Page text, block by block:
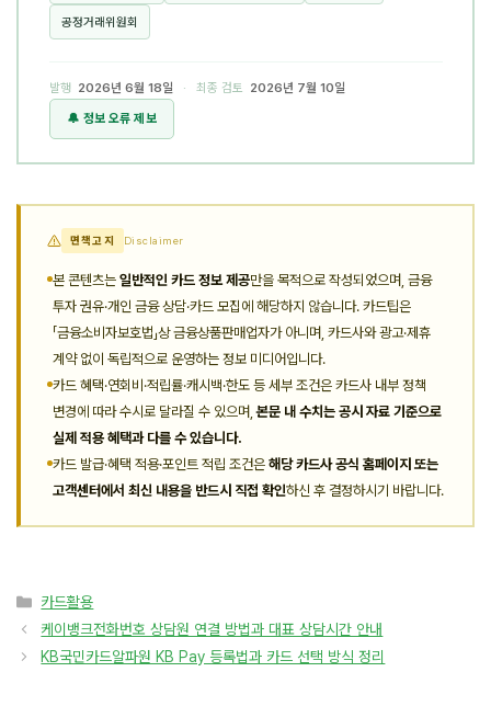
공정거래위원회
발행 2026년 6월 18일 · 최종 검토
2026년 7월 10일
🔔 정보 오류 제보
면책고지 Disclaimer
본 콘텐츠는 일반적인 카드 정보 제공만을 목적으로 작성되었으며, 금융
투자 권유·개인 금융 상담·카드 모집에 해당하지 않습니다. 카드팁은
「금융소비자보호법」상 금융상품판매업자가 아니며, 카드사와 광고·제휴
계약 없이 독립적으로 운영하는 정보 미디어입니다.
카드 혜택·연회비·적립률·캐시백·한도 등 세부 조건은 카드사 내부 정책
변경에 따라 수시로 달라질 수 있으며,본문 내 수치는 공시 자료 기준으로
실제 적용 혜택과 다를 수 있습니다.
카드 발급·혜택 적용·포인트 적립 조건은 해당 카드사 공식 홈페이지 또는
고객센터에서 최신 내용을 반드시 직접 확인하신 후 결정하시기 바랍니다.
카
테
리
카드활용
케이뱅크전화번호 상담원 연결 방법과 대표 상담시간 안내
KB국민카드알파원 KB Pay 등록법과 카드 선택 방식 정리